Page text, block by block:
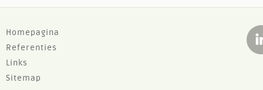
F
o
o
Homepagina
Referenties
Links
Sitemap